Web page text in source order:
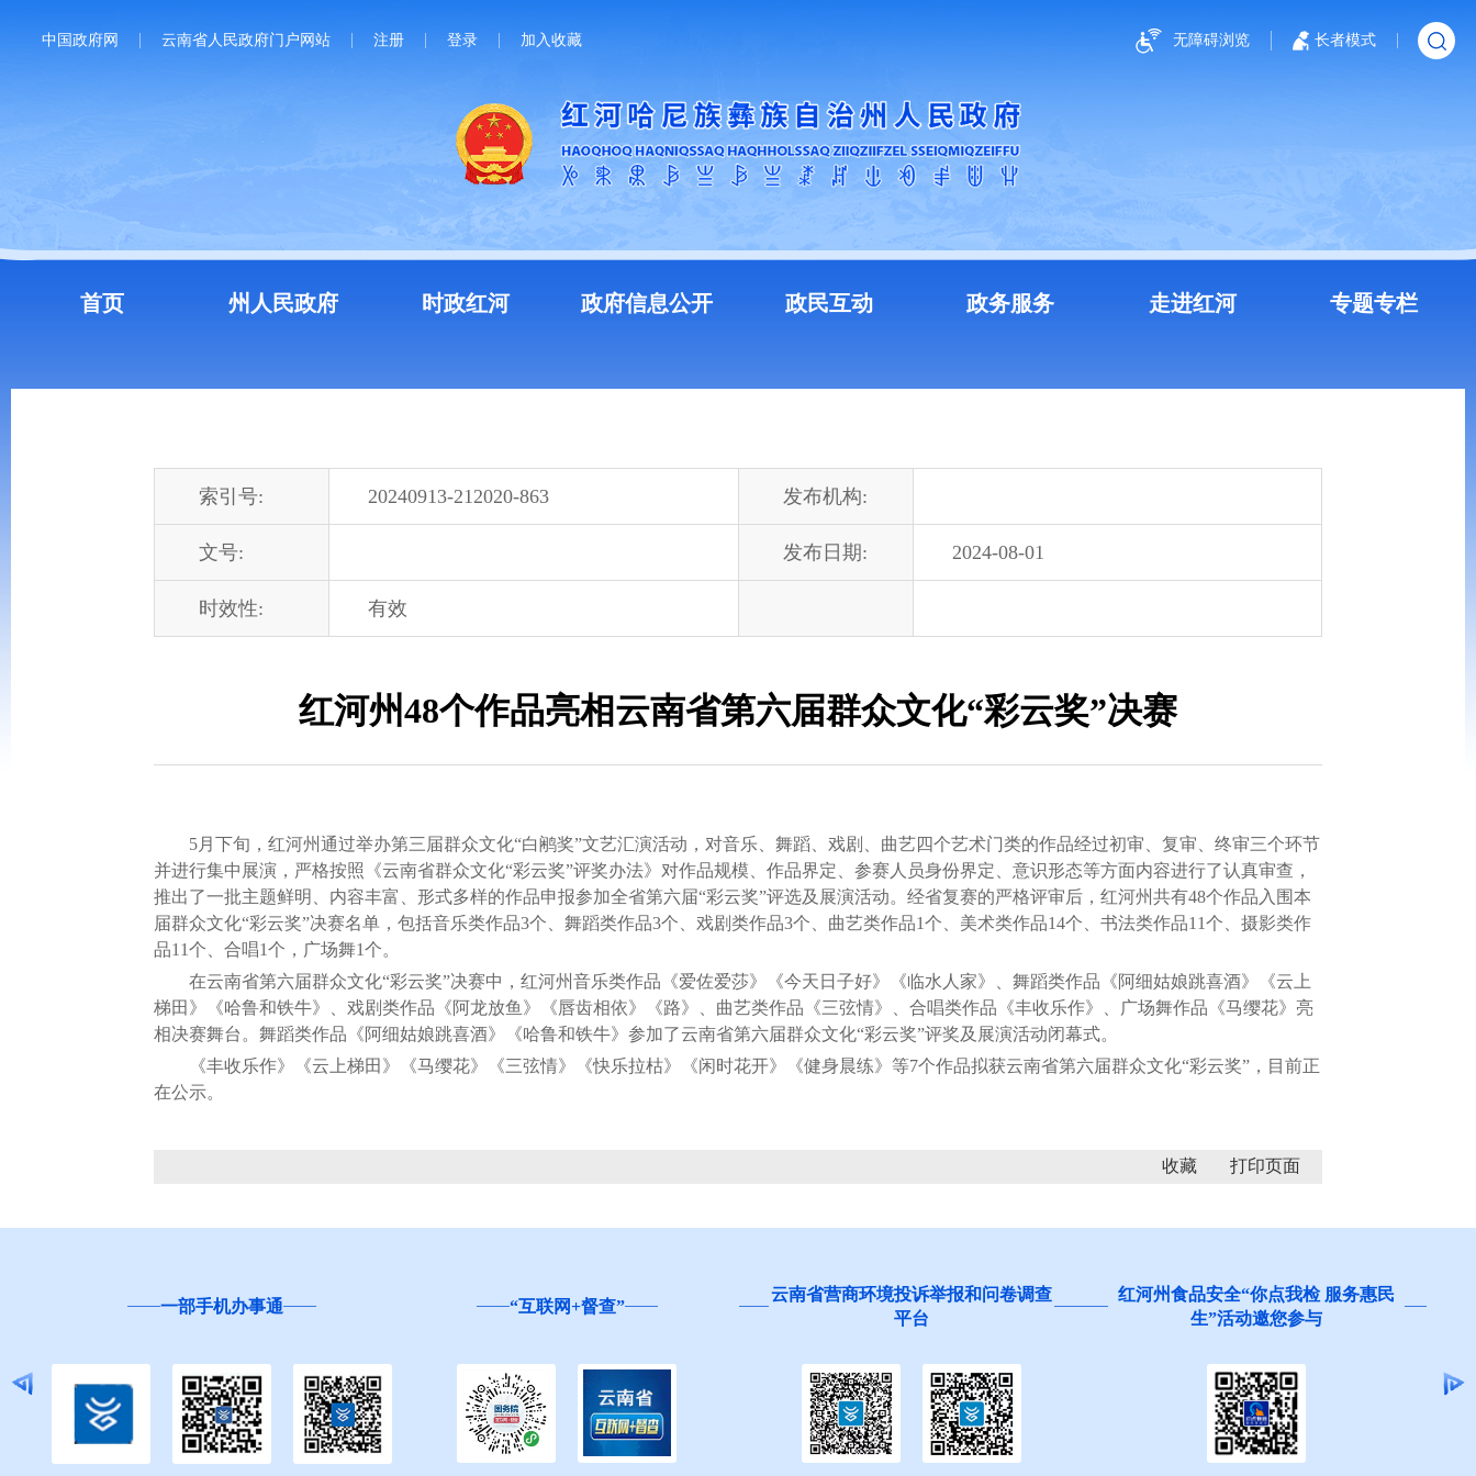
中国政府网 云南省人民政府门户网站 注册 登录 加入收藏 无障碍浏览 长者模式
首页 州人民政府 时政红河 政府信息公开 政民互动 政务服务 走进红河 专题专栏
索引号: 20240913-212020-863 发布机构:
文号: 发布日期: 2024-08-01
时效性: 有效
红河州48个作品亮相云南省第六届群众文化“彩云奖”决赛
5月下旬，红河州通过举办第三届群众文化“白鹇奖”文艺汇演活动，对音乐、舞蹈、戏剧、曲艺四个艺术门类的作品经过初审、复审、终审三个环节
并进行集中展演，严格按照《云南省群众文化“彩云奖”评奖办法》对作品规模、作品界定、参赛人员身份界定、意识形态等方面内容进行了认真审查，
推出了一批主题鲜明、内容丰富、形式多样的作品申报参加全省第六届“彩云奖”评选及展演活动。经省复赛的严格评审后，红河州共有48个作品入围本
届群众文化“彩云奖”决赛名单，包括音乐类作品3个、舞蹈类作品3个、戏剧类作品3个、曲艺类作品1个、美术类作品14个、书法类作品11个、摄影类作
品11个、合唱1个，广场舞1个。
在云南省第六届群众文化“彩云奖”决赛中，红河州音乐类作品《爱佐爱莎》《今天日子好》《临水人家》、舞蹈类作品《阿细姑娘跳喜酒》《云上
梯田》《哈鲁和铁牛》、戏剧类作品《阿龙放鱼》《唇齿相依》《路》、曲艺类作品《三弦情》、合唱类作品《丰收乐作》、广场舞作品《马缨花》亮
相决赛舞台。舞蹈类作品《阿细姑娘跳喜酒》《哈鲁和铁牛》参加了云南省第六届群众文化“彩云奖”评奖及展演活动闭幕式。
《丰收乐作》《云上梯田》《马缨花》《三弦情》《快乐拉枯》《闲时花开》《健身晨练》等7个作品拟获云南省第六届群众文化“彩云奖”，目前正
在公示。
收藏
一部手机办事通 “互联网+督查”
云南省营商环境投诉举报和问卷调查
平台
红河州食品安全“你点我检 服务惠民
生”活动邀您参与